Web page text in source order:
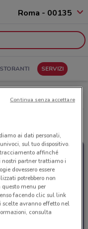
Roma - 00135
SERVIZI
Catalogo
Energia
ai dati personali,
sul tuo dispositivo.
affinché
nostri partner trattiamo i
dovessero essere
potrebbero non
menu per
facendo clic sul link
avranno effetto nel
consulta
Continua senza accettare